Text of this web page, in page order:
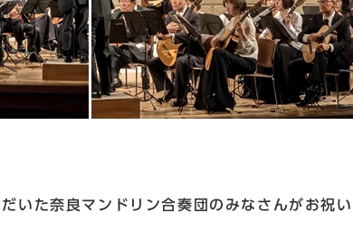
いた奈良マンドリン合奏団のみなさんがお祝